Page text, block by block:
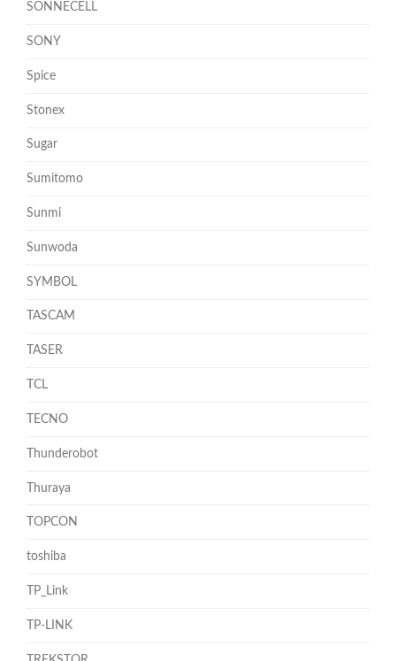
SONNECELL
SONY
Spice
Stonex
Sugar
Sumitomo
Sunmi
Sunwoda
SYMBOL
TASCAM
TASER
TCL
TECNO
Thunderobot
Thuraya
TOPCON
toshiba
TP_Link
TP-LINK